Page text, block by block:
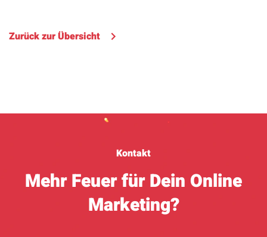
Zurück zur Übersicht
Kontakt
Mehr Feuer für Dein Online
Marketing?